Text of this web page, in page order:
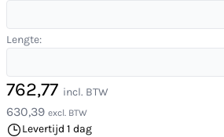
Lengte:
762,77 incl. BTW
630,39 excl. BTW
Levertijd 1 dag